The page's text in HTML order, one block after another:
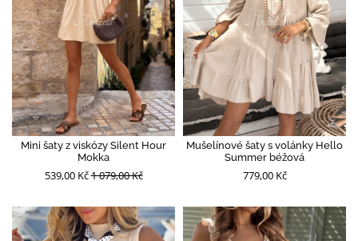
Mini šaty z viskózy Silent Hour
Mokka
539,00 Kč1 079,00 Kč
Mušelínové šaty s volánky Hello
Summer béžová
779,00 Kč